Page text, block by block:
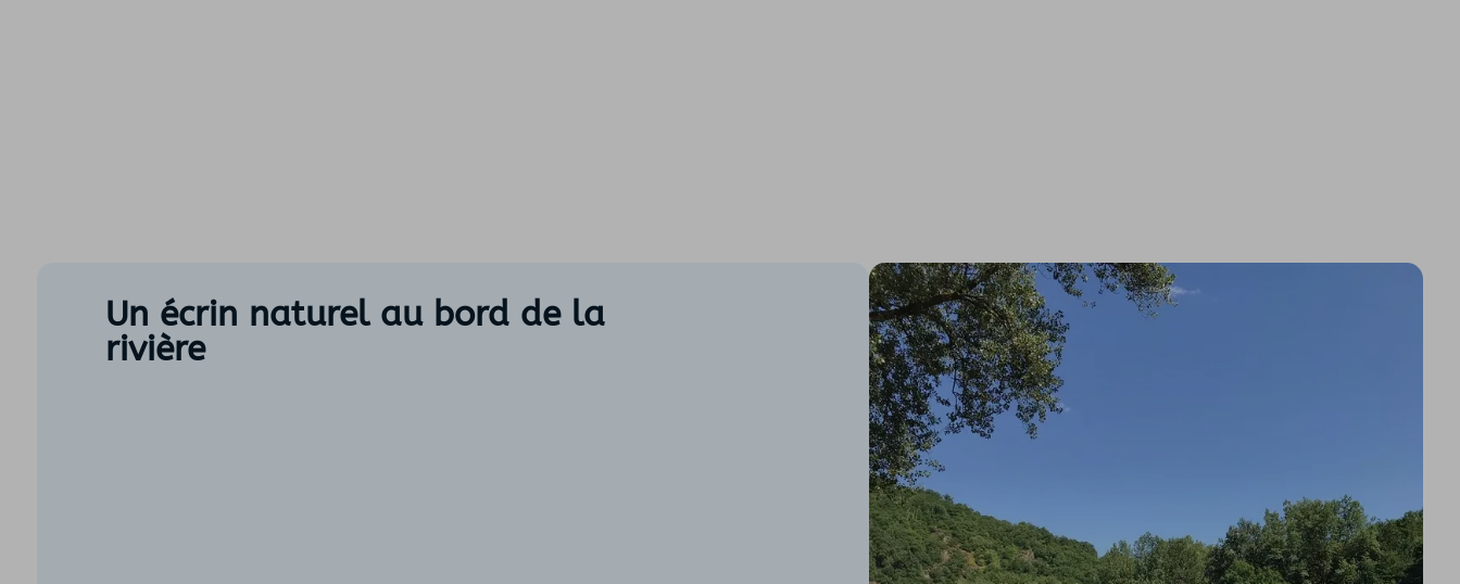
Un écrin naturel au bord de la
rivière